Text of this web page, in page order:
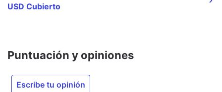
USD Cubierto
Puntuación y opiniones
Escribe tu opinión